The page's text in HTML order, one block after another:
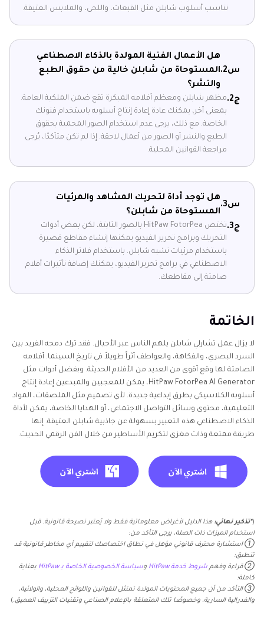
تناسب أسلوب شابلن مثل القبعات، واللحى، والملابس العتيقة.
س2.
هل الأعمال الفنية المولدة بالذكاء الاصطناعي
المستوحاة من شابلن خالية من حقوق الطبع
والنشر؟
ج2.
مظهر شابلن ومعظم أفلامه المبكرة تقع ضمن الملكية العامة.
بمعنى آخر، يمكنك عادة إعادة إنتاج أسلوبه باستخدام فنونك
الخاصة. مع ذلك، يرجى عدم استخدام الصور المحمية بحقوق
الطبع والنشر أو الصور من أعمال لاحقة. إذا لم تكن متأكدًا، يُرجى
مراجعة القوانين المحلية.
س3.
هل توجد أداة لتحريك المشاهد والمرئيات
المستوحاة من شابلن؟
ج3.
تختص HitPaw FotorPea بالصور الثابتة، لكن بعض أدوات
التحريك وبرامج تحرير الفيديو يمكنها إنشاء مقاطع قصيرة
باستخدام مرئيات تشبه شابلن. باستخدام فلاتر الذكاء
الاصطناعي في برامج تحرير الفيديو، يمكنك إضافة تأثيرات أفلام
صامتة إلى مقاطعك.
الخاتمة
لا يزال عمل تشارلي شابلن يلهم الناس عبر الأجيال. فقد ترك دمجه الفريد بين
السرد البصري، والفكاهة، والعواطف أثراً طويلاً في تاريخ السينما. أفلامه
الصامتة لها وقع أقوى من العديد من الأفلام الحديثة. وبفضل أدوات مثل
HitPaw FotorPea AI Generator، يمكن للمعجبين والمبدعين إعادة إنتاج
أسلوبه الكلاسيكي بطرق إبداعية جديدة. لأي تصميم مثل الملصقات، المواد
التعليمية، محتوى وسائل التواصل الاجتماعي، أو الهدايا الخاصة، يمكن لأداة
الذكاء الاصطناعي هذه التعبير بسهولة عن جاذبية شابلن العتيقة. إنها
طريقة ممتعة وذات مغزى لتكريم الأساطير من خلال الفن الرقمي الحديث.
(*تذكير نهائي: هذا الدليل لأغراض معلوماتية فقط ولا يُعتبر نصيحة قانونية. قبل
استخدام الميزات ذات الصلة، يرجى التأكد من:
① استشارة محترف قانوني مؤهل في نطاق اختصاصك لتقييم أي مخاطر قانونية قد
تنطبق؛
② قراءة وفهم شروط خدمة HitPaw وسياسة الخصوصية الخاصة بـ HitPaw
بعناية
كاملة؛
③ التأكد من أن جميع المحتويات المولدة تمتثل للقوانين واللوائح المحلية، والولائية،
والفدرالية السارية، وخصوصًا تلك المتعلقة بالإعلام الصناعي وتقنيات التزييف العميق.)